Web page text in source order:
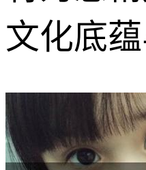
文化底